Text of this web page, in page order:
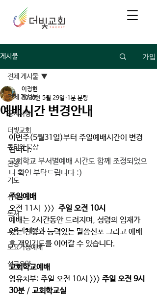
게시물 가입
전체 게시물
공지사항
더빛교회
큐티와 묵상
찬양
기도
선교소식
독서
교육과 테필린
토요가정예배
설교요약
전체 게시물
예배시간 변경안내
이정현
2020년 5월 29일 1분 분량
이번주(5월31일)부터 주일예배시간이 변경
됩니다.
교회학교 부서별예배 시간도 함께 조정되었으
니 확인 부탁드립니다 :)
주일예배
오전 11시  >>>
  주일 오전 10시
예배는 2시간동안 드려지며, 성령의 임재가
있는 찬양과 능력있는 말씀선포 그리고 예배
후 개인기도를 이어갈 수 있습니다.
교회학교예배
영유치부: 주일 오전 10시 >>> 주일 오전 9시
30분 / 교회학교실